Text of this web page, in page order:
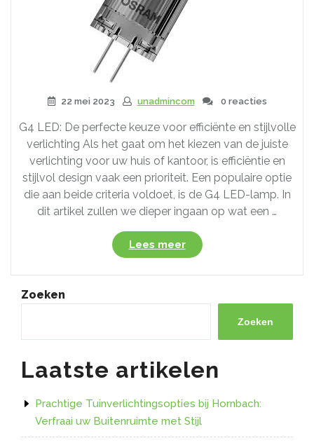
22 mei 2023 unadmincom 0 reacties
G4 LED: De perfecte keuze voor efficiënte en stijlvolle
verlichting Als het gaat om het kiezen van de juiste
verlichting voor uw huis of kantoor, is efficiëntie en
stijlvol design vaak een prioriteit. Een populaire optie
die aan beide criteria voldoet, is de G4 LED-lamp. In
dit artikel zullen we dieper ingaan op wat een …
Lees meer“Efficiënt
en
stijlvol:
de
voordelen
van
LED-
Zoeken
Zoeken
Laatste artikelen
Prachtige Tuinverlichtingsopties bij Hornbach:
Verfraai uw Buitenruimte met Stijl